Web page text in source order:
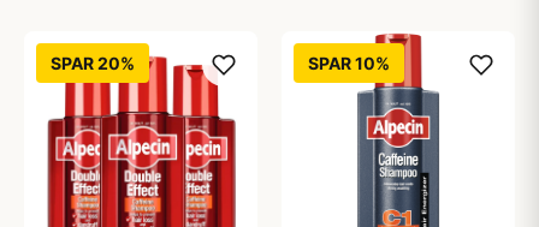
SPAR 20% SPAR 10%